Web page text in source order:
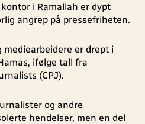
i Ramallah er dypt
angrep på pressefriheten.
er drept i
ifølge tall fra
(CPJ).
og andre
hendelser, men en del